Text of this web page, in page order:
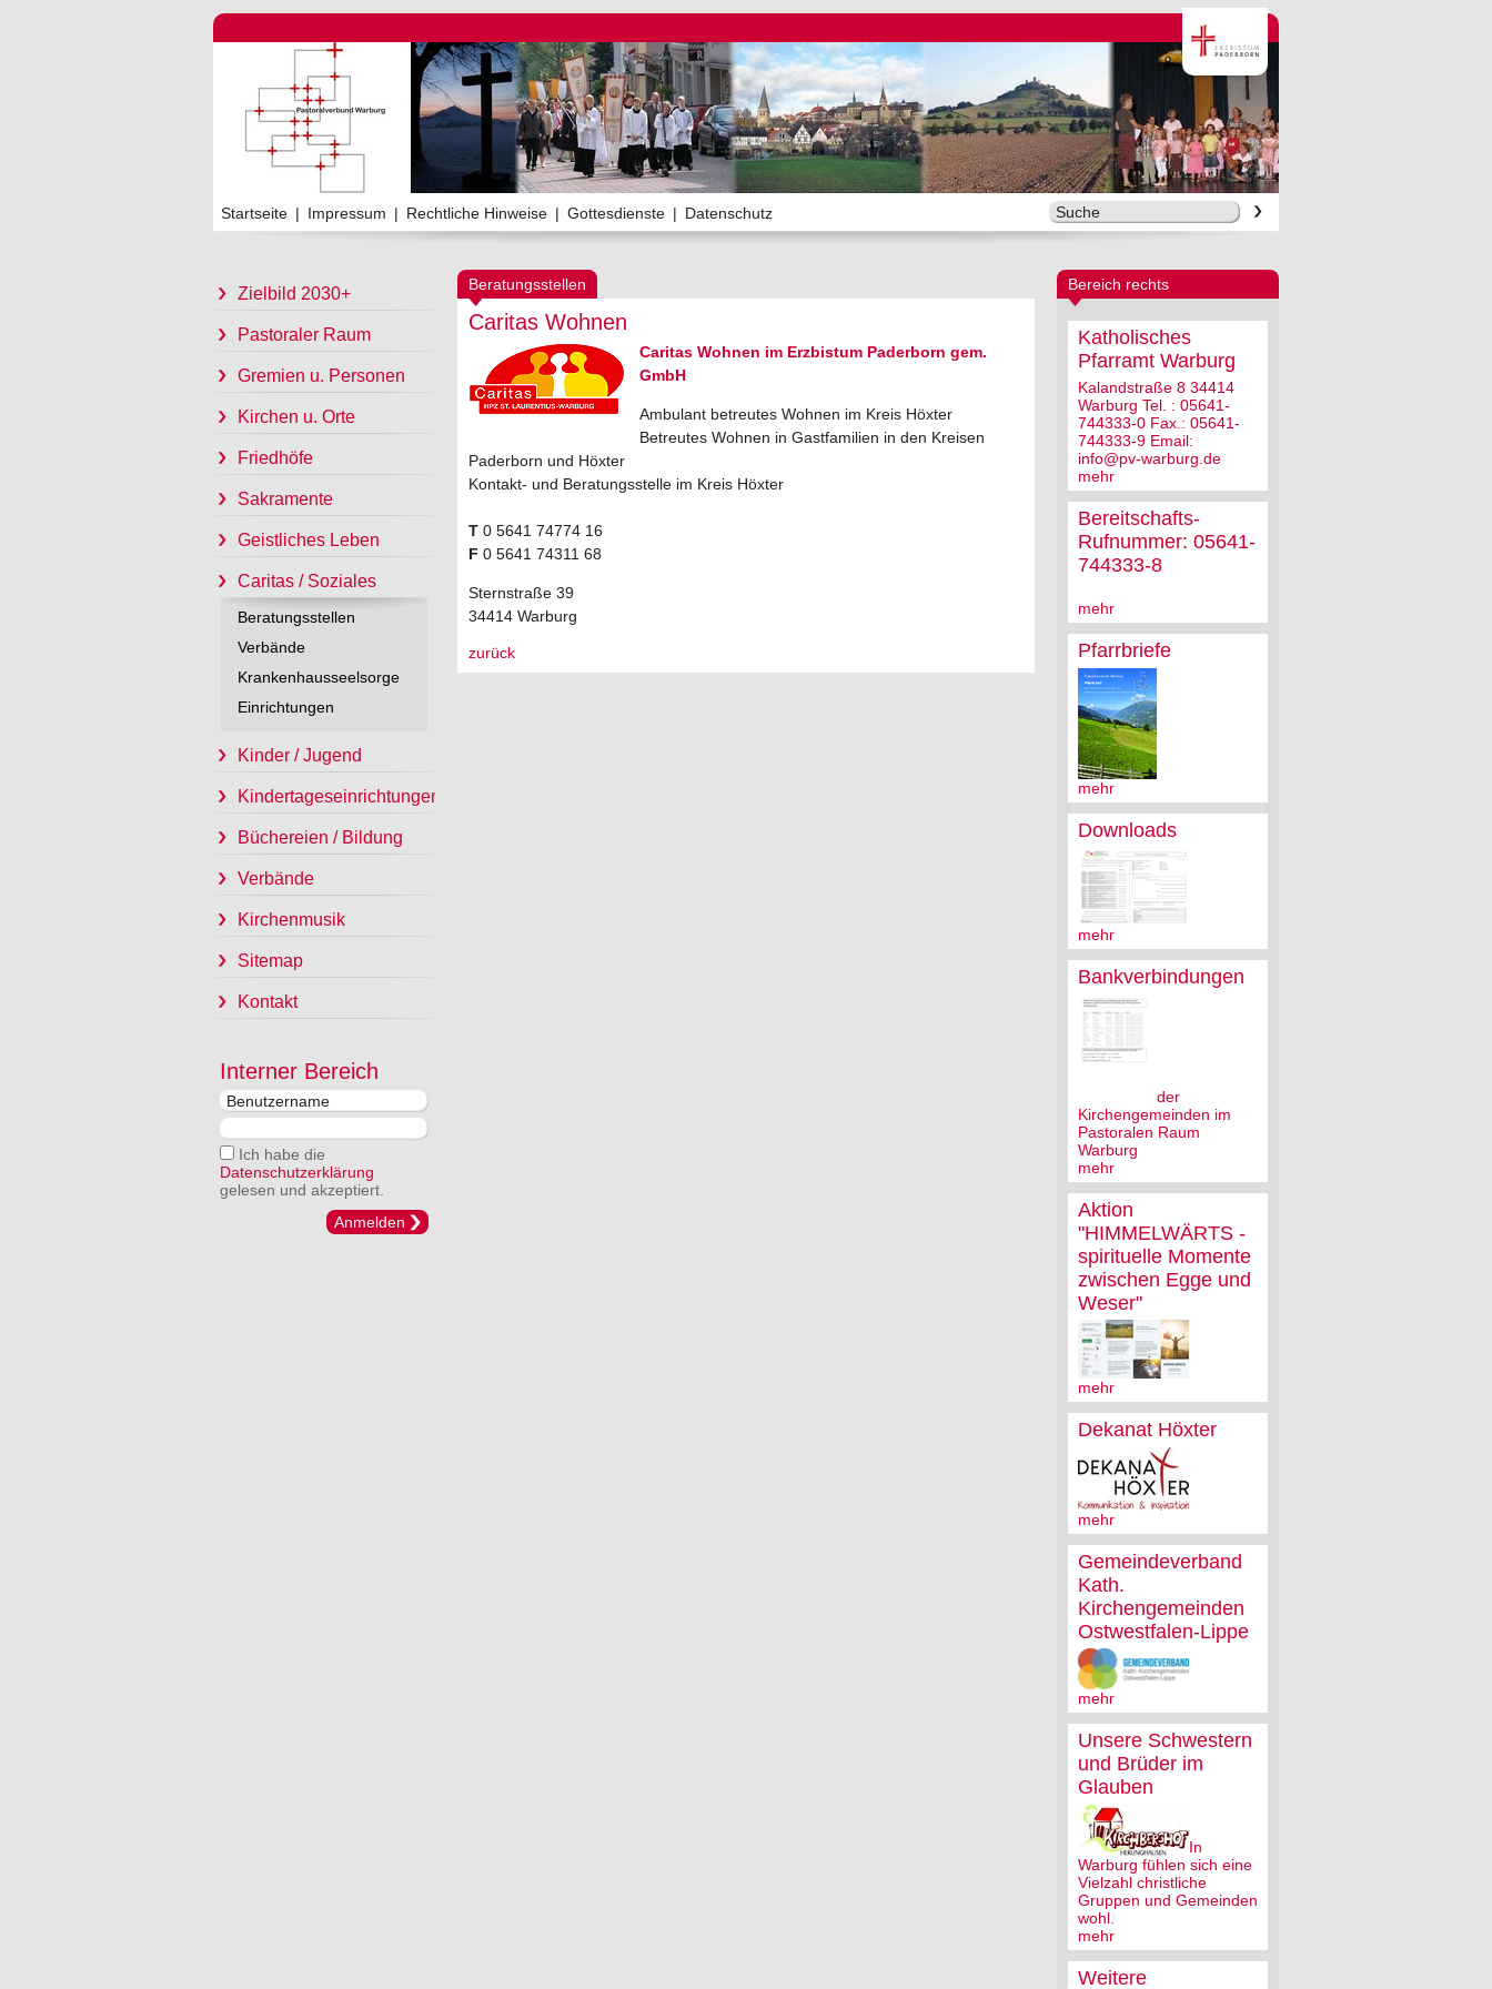
Startseite | Impressum | Rechtliche Hinweise | Gottesdienste | Datenschutz
Zielbild 2030+
Pastoraler Raum
Gremien u. Personen
Kirchen u. Orte
Friedhöfe
Sakramente
Geistliches Leben
Caritas / Soziales
Beratungsstellen
Verbände
Krankenhausseelsorge
Einrichtungen
Kinder / Jugend
Kindertageseinrichtungen
Büchereien / Bildung
Verbände
Kirchenmusik
Sitemap
Kontakt
Interner Bereich
Ich habe die
Datenschutzerklärung
gelesen und akzeptiert.
Anmelden
Bereich rechts
Katholisches
Pfarramt Warburg
Kalandstraße 8 34414
Warburg Tel. : 05641-
744333-0 Fax.: 05641-
744333-9 Email:
info@pv-warburg.de
mehr
Bereitschafts-
Rufnummer: 05641-
744333-8
mehr
Pfarrbriefe
mehr
Downloads
mehr
Bankverbindungen
der
Kirchengemeinden im
Pastoralen Raum
Warburg
mehr
Aktion
"HIMMELWÄRTS -
spirituelle Momente
zwischen Egge und
Weser"
mehr
Dekanat Höxter
mehr
Gemeindeverband
Kath.
Kirchengemeinden
Ostwestfalen-Lippe
mehr
Unsere Schwestern
und Brüder im
Glauben
In
Warburg fühlen sich eine
Vielzahl christliche
Gruppen und Gemeinden
wohl.
mehr
Weitere
Beratungsstellen
Caritas Wohnen
Caritas Wohnen im Erzbistum Paderborn gem.
GmbH
Ambulant betreutes Wohnen im Kreis Höxter
Betreutes Wohnen in Gastfamilien in den Kreisen
Paderborn und Höxter
Kontakt- und Beratungsstelle im Kreis Höxter
T 0 5641 74774 16
F 0 5641 74311 68
Sternstraße 39
34414 Warburg
zurück